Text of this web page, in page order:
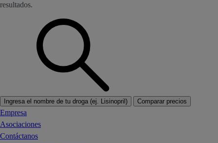
resultados.
Ingresa el nombre de tu droga (ej. Lisinopril) Comparar precios
Empresa
Asociaciones
Contáctanos